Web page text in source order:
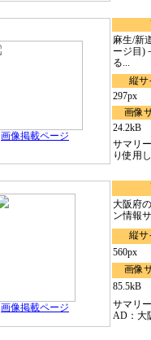
画像掲載ページ
麻生/新
ージ目)
る...
縦サ
297px
画像
24.2kB
サマリ
り使用
画像掲載ページ
大阪府
ン情報
縦サ
560px
画像
85.5kB
サマリ
AD：大